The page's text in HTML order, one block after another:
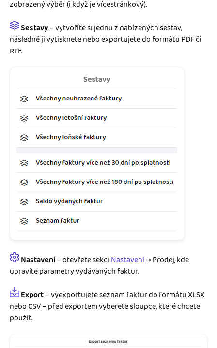
zobrazený výběr (i když je vícestránkový).
Sestavy– vytvoříte si jednu z nabízených sestav,
následně ji vytisknete nebo exportujete do formátu PDF či
RTF.
Nastavení– otevřete sekciNastavení→ Prodej, kde
upravíte parametry vydávaných faktur.
Export– vyexportujete seznam faktur do formátu XLSX
nebo CSV – před exportem vyberete sloupce, které chcete
použít.